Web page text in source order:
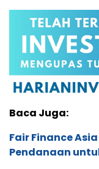
Baca Juga:
Fair Finance
Pendanaan